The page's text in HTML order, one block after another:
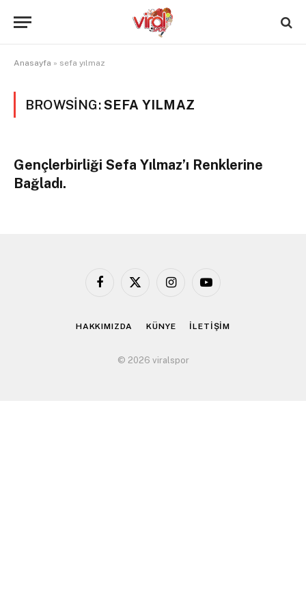
Anasayfa » sefa yılmaz
BROWSING:SEFA YILMAZ
Gençlerbirliği Sefa Yılmaz’ı Renklerine
Bağladı.
Facebook
X
InstagramYouTube
HAKKIMIZDA KÜNYE İLETİŞİM
© 2026 viralspor